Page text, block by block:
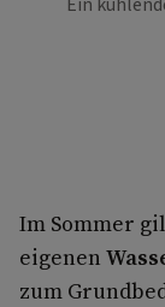
Im Sommer
eigenen
zum